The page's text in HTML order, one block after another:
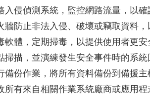
入侵偵測系統，監控網路流量，以
牆防止非法入侵、破壞或竊取資料
軟體，定期掃毒，以提供使用者更安
掃描，並演練發生安全事件時的系
備份作業，將所有資料備份到備援主
所有來自相關作業系統廠商或應用